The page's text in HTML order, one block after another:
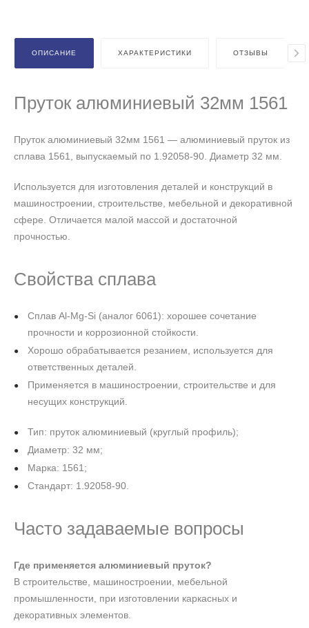
ОПИСАНИЕ ХАРАКТЕРИСТИКИ ОТЗЫВЫ
Пруток алюминиевый 32мм 1561
Пруток алюминиевый 32мм 1561 — алюминиевый пруток из
сплава 1561, выпускаемый по 1.92058-90. Диаметр 32 мм.
Используется для изготовления деталей и конструкций в
машиностроении, строительстве, мебельной и декоративной
сфере. Отличается малой массой и достаточной
прочностью.
Свойства сплава
Сплав Al‑Mg‑Si (аналог 6061): хорошее сочетание
прочности и коррозионной стойкости.
Хорошо обрабатывается резанием, используется для
ответственных деталей.
Применяется в машиностроении, строительстве и для
несущих конструкций.
Тип: пруток алюминиевый (круглый профиль);
Диаметр: 32 мм;
Марка: 1561;
Стандарт: 1.92058-90.
Часто задаваемые вопросы
Где применяется алюминиевый пруток?
В строительстве, машиностроении, мебельной
промышленности, при изготовлении каркасных и
декоративных элементов.